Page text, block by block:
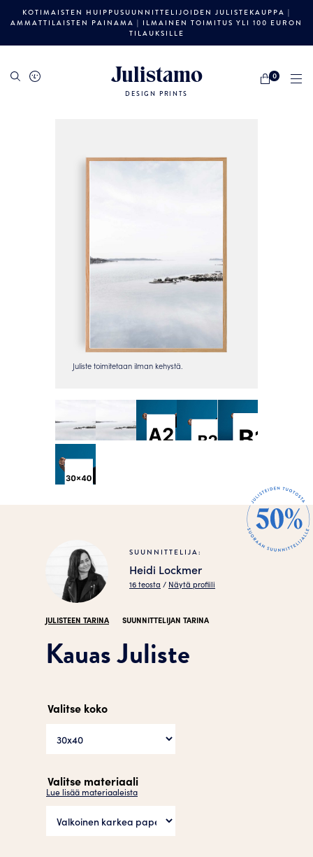
KOTIMAISTEN HUIPPUSUUNNITTELIJOIDEN JULISTEKAUPPA |
AMMATTILAISTEN PAINAMA | ILMAINEN TOIMITUS YLI 100 EURON
TILAUKSILLE
Julistamo
DESIGN PRINTS
0
SUUNNITTELIJA:
Heidi Lockmer
16 teosta / Näytä profiili
JULISTEEN TARINA SUUNNITTELIJAN TARINA
Kauas Juliste
Valitse koko
Valitse materiaali
Lue lisää materiaaleista